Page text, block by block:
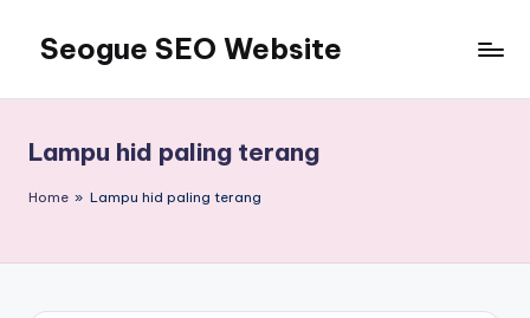
content
Seogue SEO Website
Ahli
dan
Lampu hid paling terang
Home » Lampu hid paling terang